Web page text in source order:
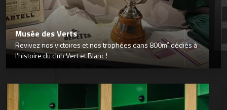
Musée des Verts
Revivez nos victoires et nos trophées dans 800m² dédiés à
l’histoire du club Vert et Blanc !